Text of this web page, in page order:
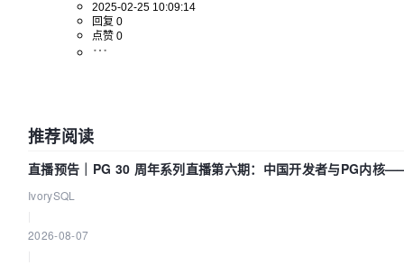
2025-02-25 10:09:14
回复 0
点赞 0
推荐阅读
直播预告｜PG 30 周年系列直播第六期：中国开发者与PG内核
么？
IvorySQL
2026-08-07